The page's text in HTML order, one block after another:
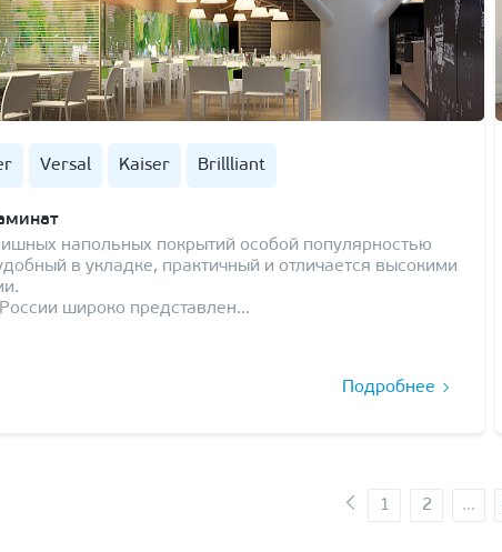
Versal Kaiser Brillliant
напольных покрытий особой популярностью
в укладке, практичный и отличается высокими
широко представлен…
Подробнее
1 2 ...